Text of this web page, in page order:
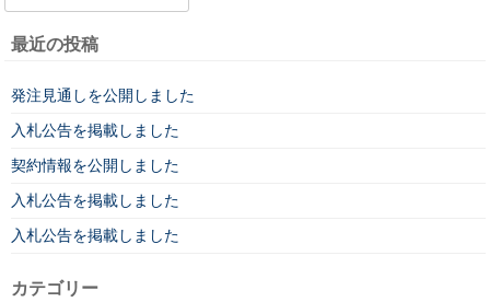
最近の投稿
発注見通しを公開しました
入札公告を掲載しました
契約情報を公開しました
入札公告を掲載しました
入札公告を掲載しました
カテゴリー